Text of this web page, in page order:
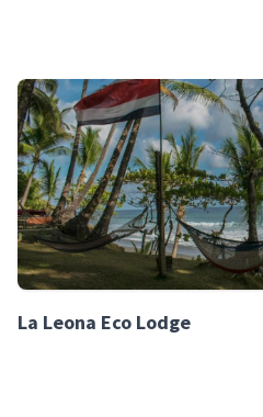
La Leona Eco Lodge